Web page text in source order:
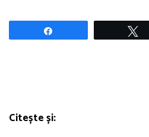
Citește și: